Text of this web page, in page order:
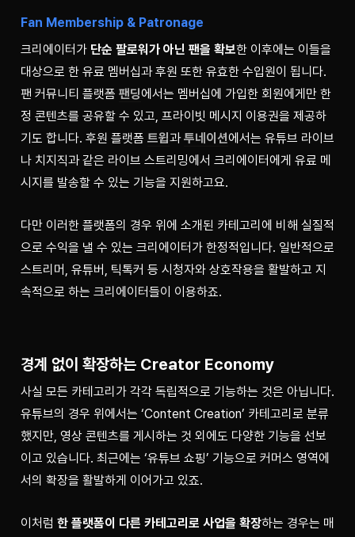
Fan Membership & Patronage
크리에이터가 단순 팔로워가 아닌 팬을 확보한 이후에는 이들을
대상으로 한 유료 멤버십과 후원 또한 유효한 수입원이 됩니다.
팬 커뮤니티 플랫폼 팬딩에서는 멤버십에 가입한 회원에게만 한
정 콘텐츠를 공유할 수 있고, 프라이빗 메시지 이용권을 제공하
기도 합니다. 후원 플랫폼 트윕과 투네이션에서는 유튜브 라이브
나 치지직과 같은 라이브 스트리밍에서 크리에이터에게 유료 메
시지를 발송할 수 있는 기능을 지원하고요.
다만 이러한 플랫폼의 경우 위에 소개된 카테고리에 비해 실질적
으로 수익을 낼 수 있는 크리에이터가 한정적입니다. 일반적으로
스트리머, 유튜버, 틱톡커 등 시청자와 상호작용을 활발하고 지
속적으로 하는 크리에이터들이 이용하죠.
경계 없이 확장하는 Creator Economy
사실 모든 카테고리가 각각 독립적으로 기능하는 것은 아닙니다.
유튜브의 경우 위에서는 ‘Content Creation’ 카테고리로 분류
했지만, 영상 콘텐츠를 게시하는 것 외에도 다양한 기능을 선보
이고 있습니다. 최근에는 ‘유튜브 쇼핑’ 기능으로 커머스 영역에
서의 확장을 활발하게 이어가고 있죠.
이처럼 한 플랫폼이 다른 카테고리로 사업을 확장하는 경우는 매